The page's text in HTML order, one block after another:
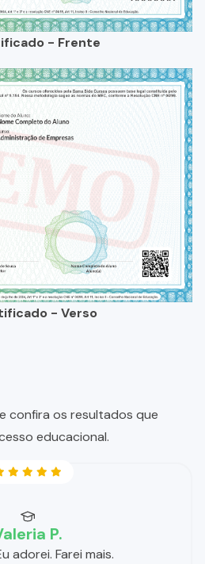
- Frente
- Verso
confira os resultados que
educacional.
P.
adorei. Farei mais.